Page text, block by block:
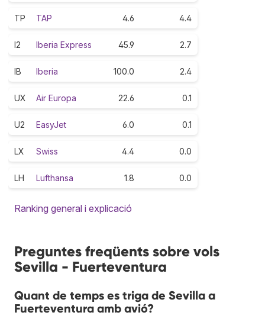
TP TAP 4.6 4.4
I2 Iberia Express 45.9 2.7
IB Iberia 100.0 2.4
UX Air Europa 22.6 0.1
U2 EasyJet 6.0 0.1
LX Swiss 4.4 0.0
LH Lufthansa 1.8 0.0
Ranking general i explicació
Preguntes freqüents sobre vols
Sevilla - Fuerteventura
Quant de temps es triga de Sevilla a
Fuerteventura amb avió?